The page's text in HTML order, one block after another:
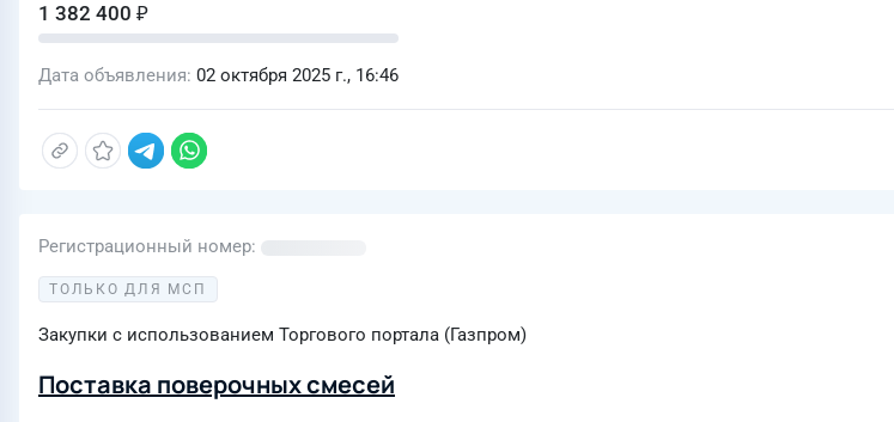
1 382 400 ₽
Дата объявления 02 октября 2025 г., 16:46
Регистрационный номер
ТОЛЬКО ДЛЯ МСП
Закупки с использованием Торгового портала (Газпром)
Поставка поверочных смесей